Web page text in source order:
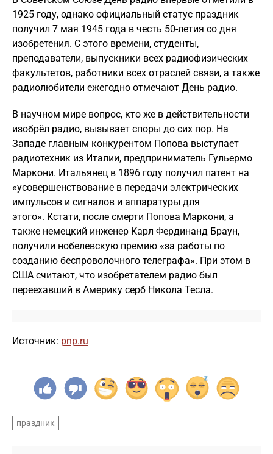
1925 году, однако официальный статус праздник
получил 7 мая 1945 года в честь 50-летия со дня
изобретения. С этого времени, студенты,
преподаватели, выпускники всех радиофизических
факультетов, работники всех отраслей связи, а также
радиолюбители ежегодно отмечают День радио.
В научном мире вопрос, кто же в действительности
изобрёл радио, вызывает споры до сих пор. На
Западе главным конкурентом Попова выступает
радиотехник из Италии, предприниматель Гульермо
Маркони. Итальянец в 1896 году получил патент на
«усовершенствование в передачи электрических
импульсов и сигналов и аппаратуры для
этого». Кстати, после смерти Попова Маркони, а
также немецкий инженер Карл Фердинанд Браун,
получили нобелевскую премию «за работы по
созданию беспроволочного телеграфа». При этом в
США считают, что изобретателем радио был
переехавший в Америку серб Никола Тесла.
Источник: pnp.ru
праздник